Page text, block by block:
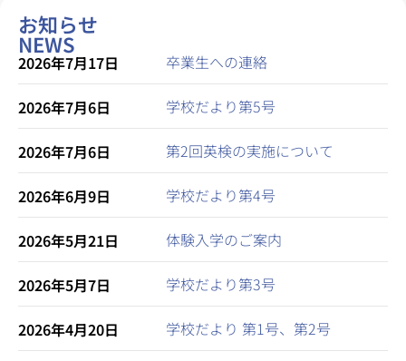
お知らせ
NEWS
卒業生への連絡
2026年7月17日
学校だより第5号
2026年7月6日
第2回英検の実施について
2026年7月6日
学校だより第4号
2026年6月9日
体験入学のご案内
2026年5月21日
学校だより第3号
2026年5月7日
学校だより 第1号、第2号
2026年4月20日